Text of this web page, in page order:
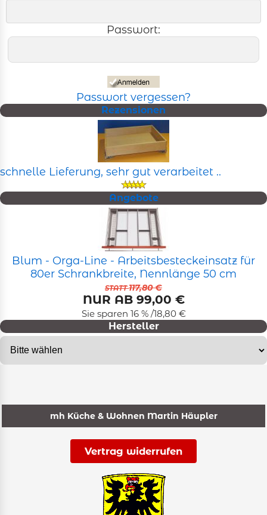
Passwort:
Passwort vergessen?
Rezensionen
schnelle Lieferung, sehr gut verarbeitet ..
Angebote
Blum - Orga-Line - Arbeitsbesteckeinsatz für
80er Schrankbreite, Nennlänge 50 cm
STATT117,80 €
NUR AB 99,00 €
Sie sparen 16 % /18,80 €
Hersteller
mh Küche & Wohnen Martin Häupler
Vertrag widerrufen